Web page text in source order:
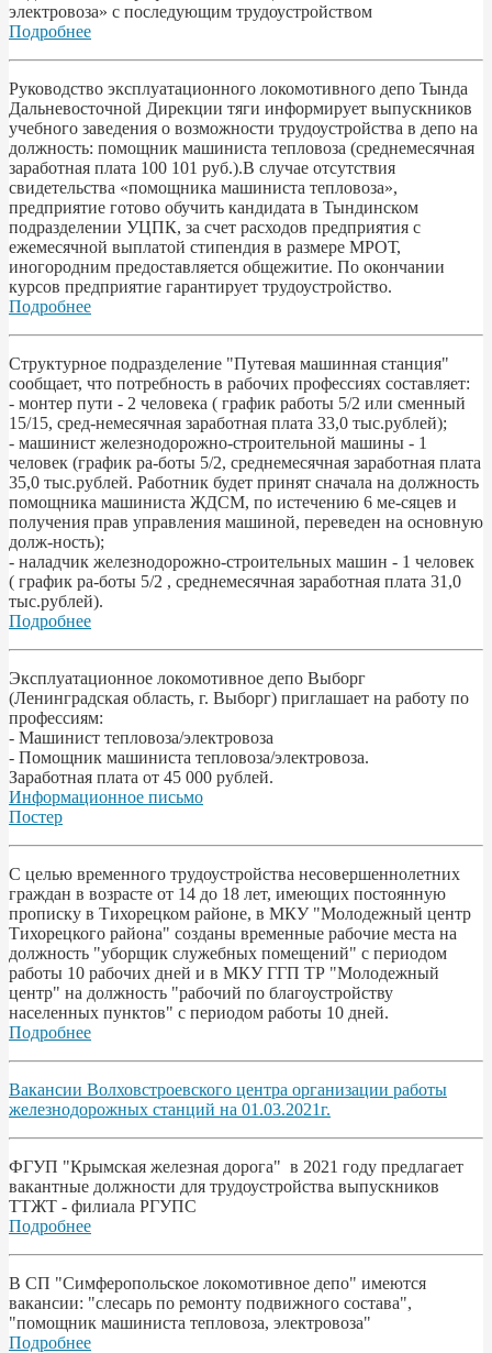
электровоза» с последующим трудоустройством
Подробнее
Руководство эксплуатационного локомотивного депо Тында
Дальневосточной Дирекции тяги информирует выпускников
учебного заведения о возможности трудоустройства в депо на
должность: помощник машиниста тепловоза (среднемесячная
заработная плата 100 101 руб.).В случае отсутствия
свидетельства «помощника машиниста тепловоза»,
предприятие готово обучить кандидата в Тындинском
подразделении УЦПК, за счет расходов предприятия с
ежемесячной выплатой стипендия в размере МРОТ,
иногородним предоставляется общежитие. По окончании
курсов предприятие гарантирует трудоустройство.
Подробнее
Структурное подразделение "Путевая машинная станция"
сообщает, что потребность в рабочих профессиях составляет:
- монтер пути - 2 человека ( график работы 5/2 или сменный
15/15, сред-немесячная заработная плата 33,0 тыс.рублей);
- машинист железнодорожно-строительной машины - 1
человек (график ра-боты 5/2, среднемесячная заработная плата
35,0 тыс.рублей. Работник будет принят сначала на должность
помощника машиниста ЖДСМ, по истечению 6 ме-сяцев и
получения прав управления машиной, переведен на основную
долж-ность);
- наладчик железнодорожно-строительных машин - 1 человек
( график ра-боты 5/2 , среднемесячная заработная плата 31,0
тыс.рублей).
Подробнее
Эксплуатационное локомотивное депо Выборг
(Ленинградская область, г. Выборг) приглашает на работу по
профессиям:
- Машинист тепловоза/электровоза
- Помощник машиниста тепловоза/электровоза.
Заработная плата от 45 000 рублей.
Информационное письмо
Постер
С целью временного трудоустройства несовершеннолетних
граждан в возрасте от 14 до 18 лет, имеющих постоянную
прописку в Тихорецком районе, в МКУ "Молодежный центр
Тихорецкого района" созданы временные рабочие места на
должность "уборщик служебных помещений" с периодом
работы 10 рабочих дней и в МКУ ГГП ТР "Молодежный
центр" на должность "рабочий по благоустройству
населенных пунктов" с периодом работы 10 дней.
Подробнее
Вакансии Волховстроевского центра организации работы
железнодорожных станций на 01.03.2021г.
ФГУП "Крымская железная дорога" в 2021 году предлагает
вакантные должности для трудоустройства выпускников
ТТЖТ - филиала РГУПС
Подробнее
В СП "Симферопольское локомотивное депо" имеются
вакансии: "слесарь по ремонту подвижного состава",
"помощник машиниста тепловоза, электровоза"
Подробнее